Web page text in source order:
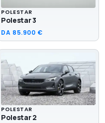
POLESTAR
Polestar 3
DA 85.900 €
POLESTAR
Polestar 2